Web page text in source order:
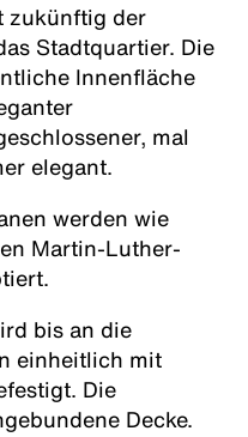
zukünftig der
Stadtquartier. Die
Innenfläche
mal
elegant.
werden wie
Martin-Luther-
bis an die
einheitlich mit
Die
Decke.